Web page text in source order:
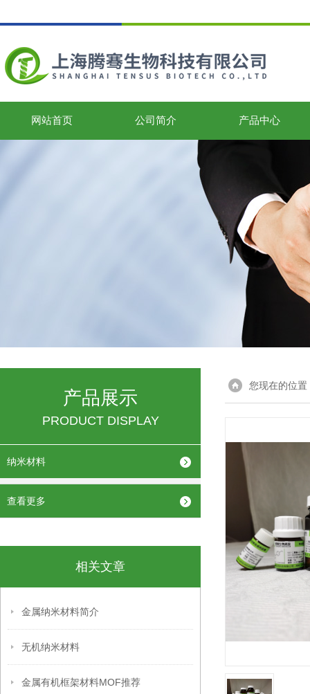
网站首页 公司简介 产品中心
产品展示
PRODUCT DISPLAY
纳米材料
查看更多
相关文章
金属纳米材料简介
无机纳米材料
金属有机框架材料MOF推荐
您现在的位置